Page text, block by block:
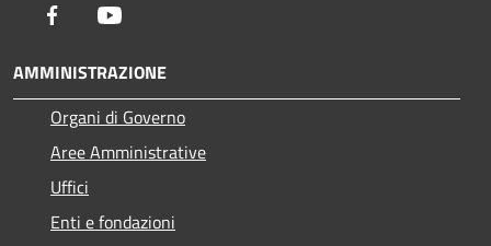
Facebook
AMMINISTRAZIONE
Organi di Governo
Aree Amministrative
Uffici
Enti e fondazioni